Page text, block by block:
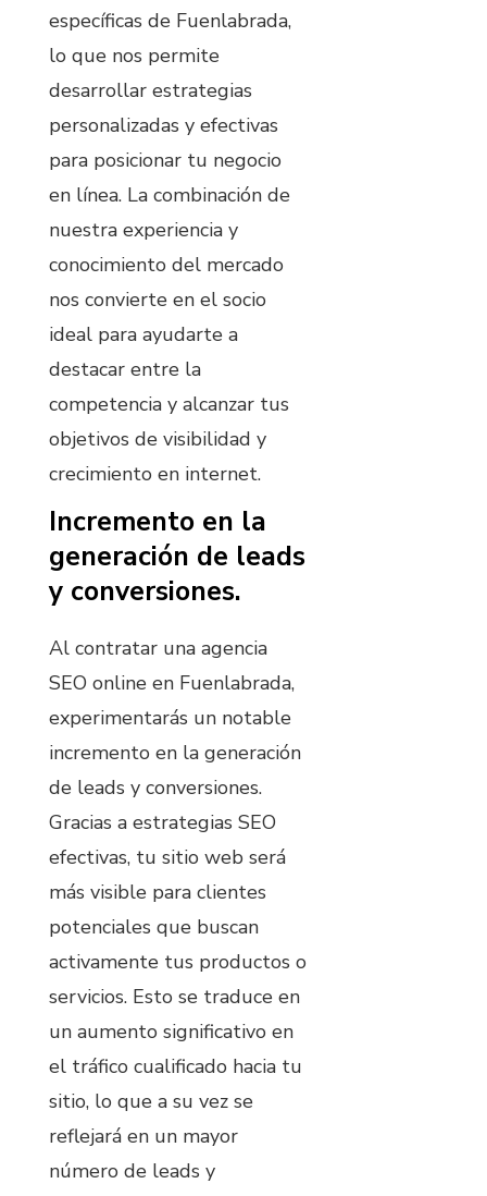
específicas de Fuenlabrada,
lo que nos permite
desarrollar estrategias
personalizadas y efectivas
para posicionar tu negocio
en línea. La combinación de
nuestra experiencia y
conocimiento del mercado
nos convierte en el socio
ideal para ayudarte a
destacar entre la
competencia y alcanzar tus
objetivos de visibilidad y
crecimiento en internet.
Incremento en la
generación de leads
y conversiones.
Al contratar una agencia
SEO online en Fuenlabrada,
experimentarás un notable
incremento en la generación
de leads y conversiones.
Gracias a estrategias SEO
efectivas, tu sitio web será
más visible para clientes
potenciales que buscan
activamente tus productos o
servicios. Esto se traduce en
un aumento significativo en
el tráfico cualificado hacia tu
sitio, lo que a su vez se
reflejará en un mayor
número de leads y